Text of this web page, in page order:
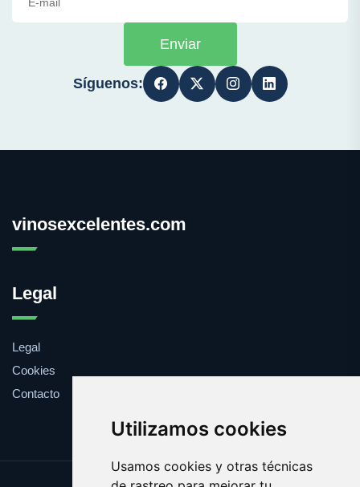
Utilizamos cookies
Usamos cookies y otras técnicas
Enviar
Síguenos:
vinosexcelentes.com
Legal
Legal
Cookies
Contacto